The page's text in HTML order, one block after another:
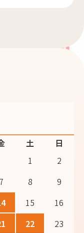
土
日
1
2
7 8
9
15
16
22
23